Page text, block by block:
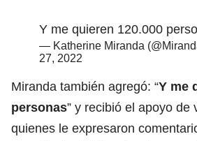
Y me quieren 120.000
— Katherine Miranda
27, 2022
Miranda también agregó: “Y me
personas” y recibió el apoyo de
quienes le expresaron